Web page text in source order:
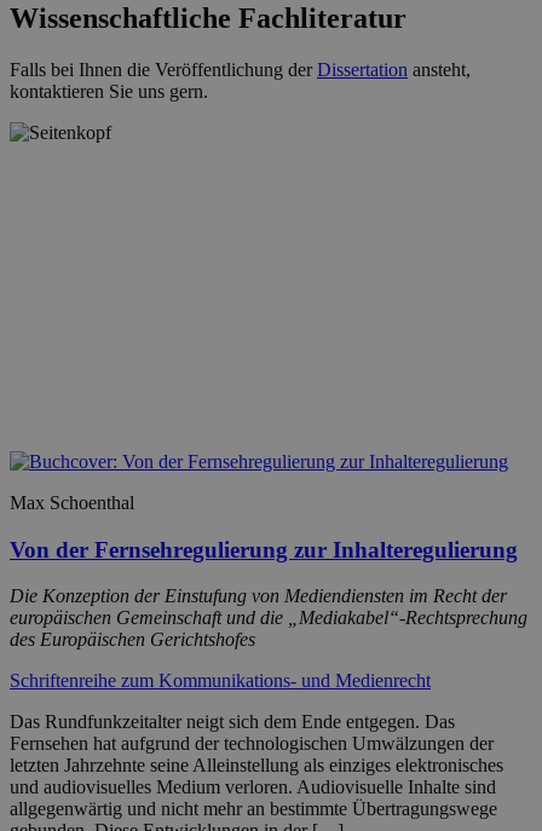
Wissenschaftliche Fachliteratur
Falls bei Ihnen die Veröffentlichung derDissertation ansteht,
kontaktieren Sie uns gern.
Max Schoenthal
Von der Fernsehregulierung zur Inhalteregulierung
Die Konzeption der Einstufung von Mediendiensten im Recht der
europäischen Gemeinschaft und die „Mediakabel“-Rechtsprechung
des Europäischen Gerichtshofes
Schriftenreihe zum Kommunikations- und Medienrecht
Das Rundfunkzeitalter neigt sich dem Ende entgegen. Das
Fernsehen hat aufgrund der technologischen Umwälzungen der
letzten Jahrzehnte seine Alleinstellung als einziges elektronisches
und audiovisuelles Medium verloren. Audiovisuelle Inhalte sind
allgegenwärtig und nicht mehr an bestimmte Übertragungswege